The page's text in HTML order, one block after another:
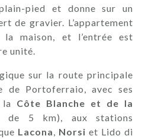
pied et donne sur un
de gravier. L’appartement
maison, et l’entrée est
unité.
sur la route principale
Portoferraio, avec ses
la Côte Blanche et de la
de 5 km), aux stations
Lacona, Norsi et Lido di